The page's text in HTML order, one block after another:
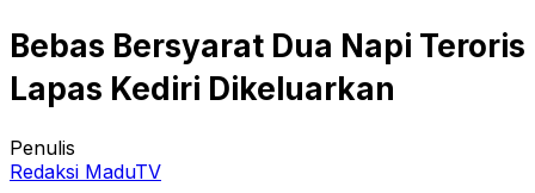
Bebas Bersyarat Dua Napi Teroris
Lapas Kediri Dikeluarkan
Penulis
Redaksi MaduTV